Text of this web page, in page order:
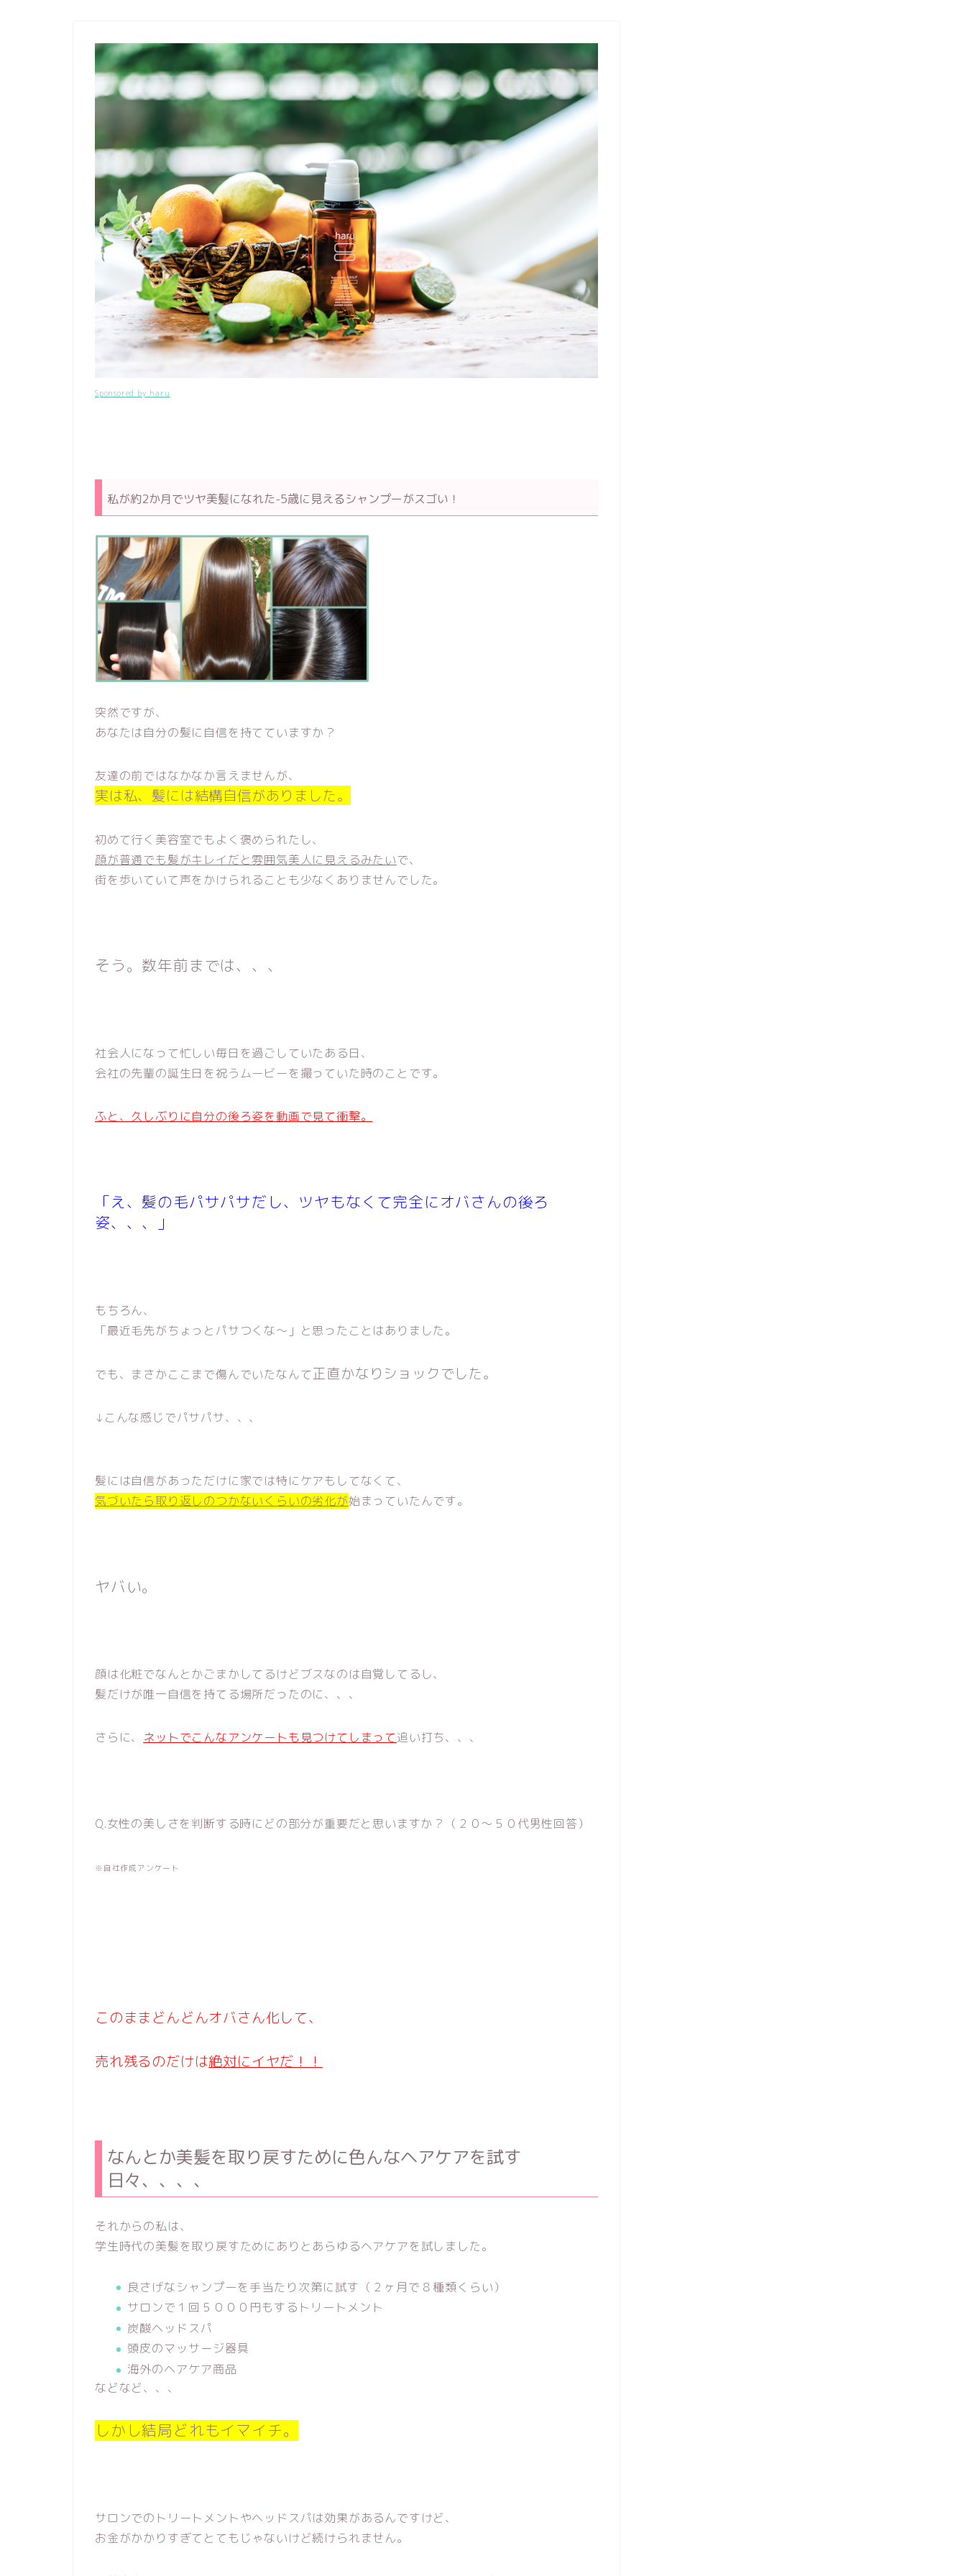
Sponsored by haru
私が約2か月でツヤ美髪になれた-5歳に見えるシャンプーがスゴい！
突然ですが、
あなたは自分の髪に自信を持てていますか？
友達の前ではなかなか言えませんが、
実は私、髪には結構自信がありました。
初めて行く美容室でもよく褒められたし、
顔が普通でも髪がキレイだと雰囲気美人に見えるみたいで、
街を歩いていて声をかけられることも少なくありませんでした。
そう。数年前までは、、、
社会人になって忙しい毎日を過ごしていたある日、
会社の先輩の誕生日を祝うムービーを撮っていた時のことです。
ふと、久しぶりに自分の後ろ姿を動画で見て衝撃。
「え、髪の毛パサパサだし、ツヤもなくて完全にオバさんの後ろ
姿、、、」
もちろん、
「最近毛先がちょっとパサつくな〜」と思ったことはありました。
でも、まさかここまで傷んでいたなんて正直かなりショックでした。
↓こんな感じでパサパサ、、、
髪には自信があっただけに家では特にケアもしてなくて、
気づいたら取り返しのつかないくらいの劣化が始まっていたんです。
ヤバい。
顔は化粧でなんとかごまかしてるけどブスなのは自覚してるし、
髪だけが唯一自信を持てる場所だったのに、、、
さらに、 ネットでこんなアンケートも見つけてしまって追い打ち、、、
Q.女性の美しさを判断する時にどの部分が重要だと思いますか？（２０〜５０代男性回答）
※自社作成アンケート
このままどんどんオバさん化して、
売れ残るのだけは絶対にイヤだ！！
なんとか美髪を取り戻すために色んなヘアケアを試す
日々、、、、
それからの私は、
学生時代の美髪を取り戻すためにありとあらゆるヘアケアを試しました。
良さげなシャンプーを手当たり次第に試す（２ヶ月で８種類くらい）
サロンで１回５０００円もするトリートメント
炭酸ヘッドスパ
頭皮のマッサージ器具
海外のヘアケア商品
などなど、、、
しかし結局どれもイマイチ。
サロンでのトリートメントやヘッドスパは効果があるんですけど、
お金がかかりすぎてとてもじゃないけど続けられません。